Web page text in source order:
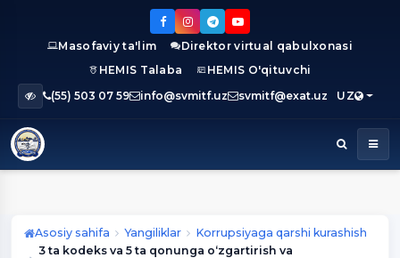
Masofaviy ta'lim
Direktor virtual qabulxonasi
HEMIS Talaba
HEMIS O'qituvchi
(55) 503 07 59
info@svmitf.uz svmitf@exat.uz UZ
Asosiy sahifa Yangiliklar
Korrupsiyaga qarshi kurashish
3 ta kodeks va 5 ta qonunga o‘zgartirish va